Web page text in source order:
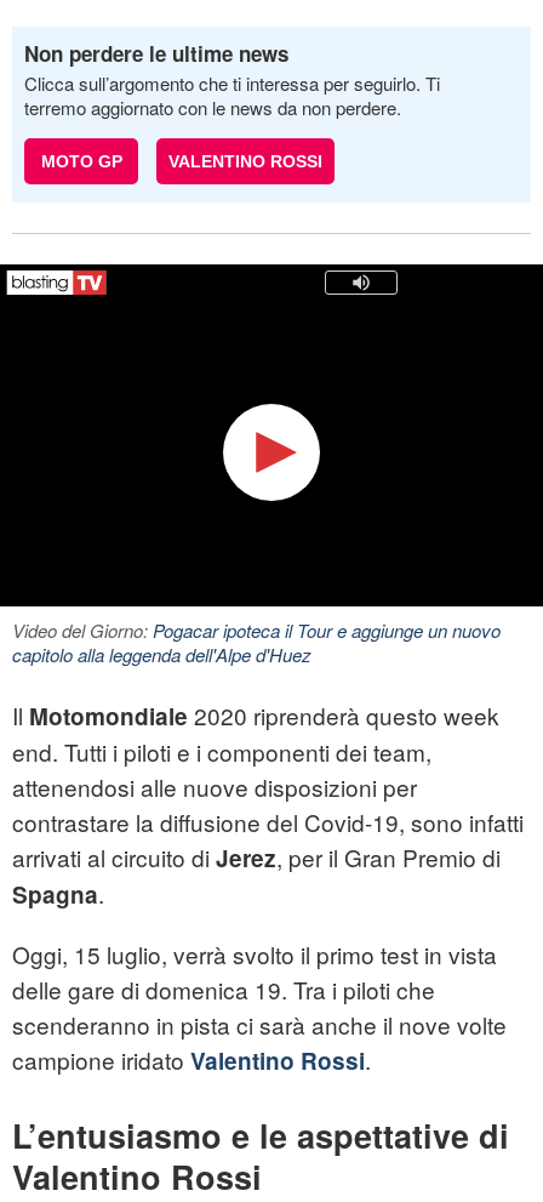
Non perdere le ultime news
Clicca sull’argomento che ti interessa per seguirlo. Ti
terremo aggiornato con le news da non perdere.
MOTO GP VALENTINO ROSSI
Video del Giorno:Pogacar ipoteca il Tour e aggiunge un nuovo
capitolo alla leggenda dell'Alpe d'Huez
Il Motomondiale 2020 riprenderà questo week
end. Tutti i piloti e i componenti dei team,
attenendosi alle nuove disposizioni per
contrastare la diffusione del Covid-19, sono infatti
arrivati al circuito di Jerez, per il Gran Premio di
Spagna.
Oggi, 15 luglio, verrà svolto il primo test in vista
delle gare di domenica 19. Tra i piloti che
scenderanno in pista ci sarà anche il nove volte
campione iridato Valentino Rossi.
L’entusiasmo e le aspettative di
Valentino Rossi